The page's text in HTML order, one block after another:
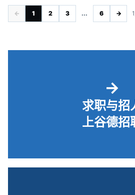
← 1 2 3 ... 6 →
→
求职与招
上谷德招